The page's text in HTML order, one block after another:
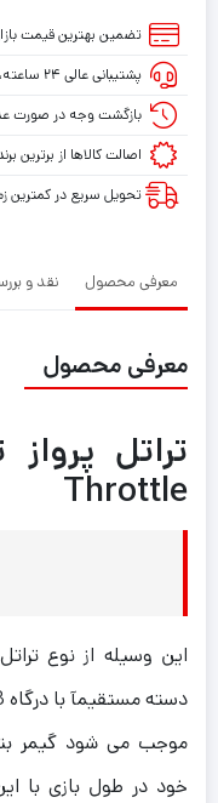
تضمین بهترین قیمت
پشتیبانی عالی ۲۴ ساعته، ۷ روز هفته
بازگشت وجه در صورت
اصالت کالاها از برترین
تحویل سریع در کمترین
معرفی محصول نقد و
معرفی محصول
Throttle
این وسیله از نوع
موجب می شود گیمر
خود در طول بازی با